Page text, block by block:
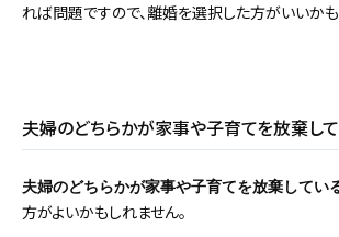
れば問題ですので、離婚を選択した方がいいかも
夫婦のどちらかが家事や子育てを放棄し
夫婦のどちらかが家事や子育てを放棄してい
方がよいかもしれません。